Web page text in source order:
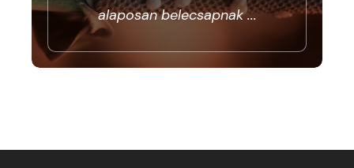
alaposan belecsapnak...